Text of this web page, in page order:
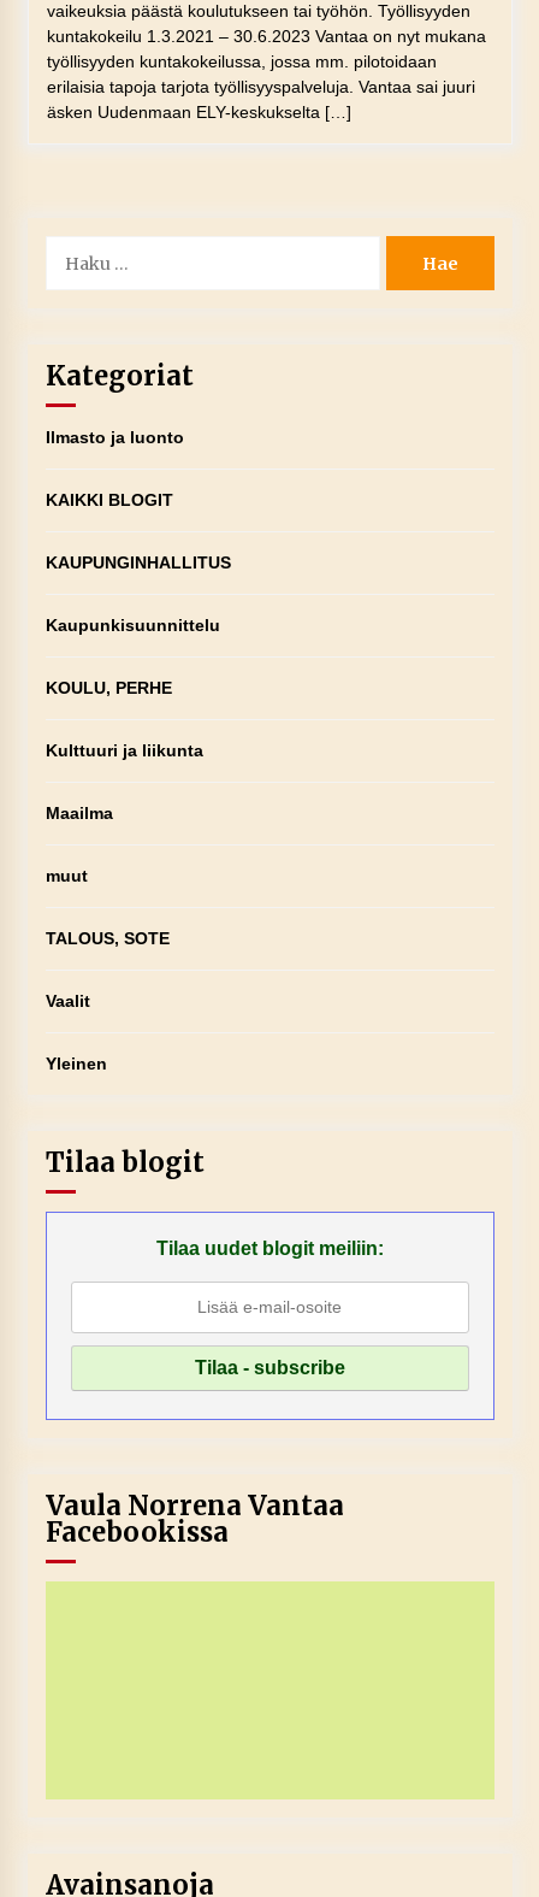
vaikeuksia päästä koulutukseen tai työhön. Työllisyyden
kuntakokeilu 1.3.2021 – 30.6.2023 Vantaa on nyt mukana
työllisyyden kuntakokeilussa, jossa mm. pilotoidaan
erilaisia tapoja tarjota työllisyyspalveluja. Vantaa sai juuri
äsken Uudenmaan ELY-keskukselta […]
Kategoriat
Ilmasto ja luonto
KAIKKI BLOGIT
KAUPUNGINHALLITUS
Kaupunkisuunnittelu
KOULU, PERHE
Kulttuuri ja liikunta
Maailma
muut
TALOUS, SOTE
Vaalit
Yleinen
Tilaa blogit
Tilaa uudet blogit meiliin:
Vaula Norrena Vantaa
Facebookissa
Avainsanoja